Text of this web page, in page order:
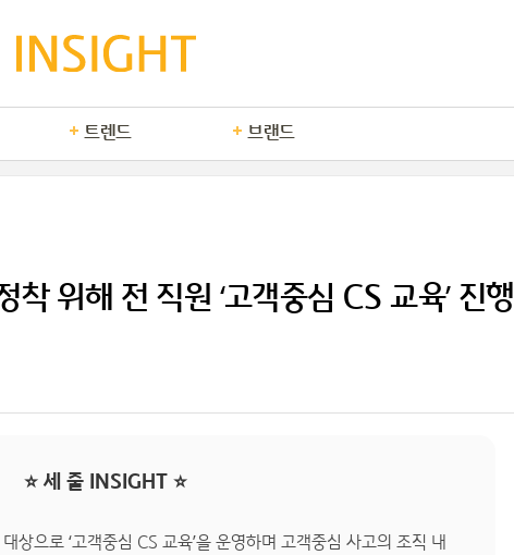
트렌드 브랜드
위해 전 직원 ‘고객중심 CS 교육’ 진행
⭐ 세 줄 INSIGHT ⭐
상으로 ‘고객중심 CS 교육’을 운영하며 고객중심 사고의 조직 내